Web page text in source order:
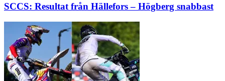
SCCS: Resultat från Hällefors – Högberg snabbast